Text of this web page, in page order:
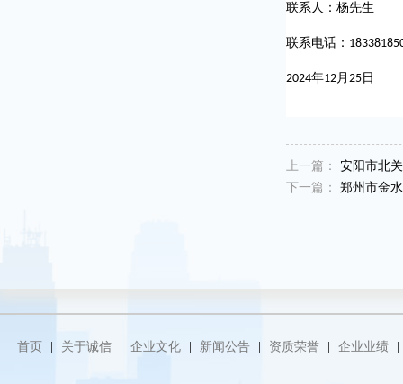
联系人：杨先生
联系电话：
2024年12月 25日
上一篇： 安阳市北
下一篇： 郑州市金
首页 关于诚信 企业文化 新闻公告 资质荣誉 企业业绩